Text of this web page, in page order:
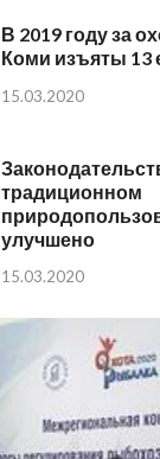
В 2019 году за
Коми изъяты 13
15.03.2020
традиционном
улучшено
15.03.2020